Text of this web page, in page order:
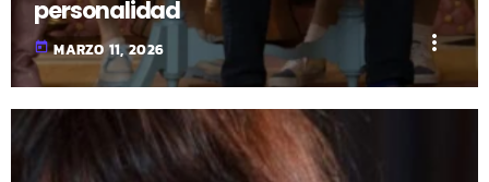
personalidad
today MARZO 11, 2026 more_vert
fast_forward 00:00:00 - Inicio